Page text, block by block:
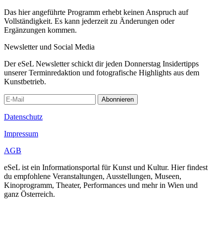
Das hier angeführte Programm erhebt keinen Anspruch auf
Vollständigkeit. Es kann jederzeit zu Änderungen oder
Ergänzungen kommen.
Newsletter und Social Media
Der eSeL Newsletter schickt dir jeden Donnerstag Insidertipps
unserer Terminredaktion und fotografische Highlights aus dem
Kunstbetrieb.
Abonnieren
Datenschutz
Impressum
AGB
eSeL ist ein Informationsportal für Kunst und Kultur. Hier findest
du empfohlene Veranstaltungen, Ausstellungen, Museen,
Kinoprogramm, Theater, Performances und mehr in Wien und
ganz Österreich.